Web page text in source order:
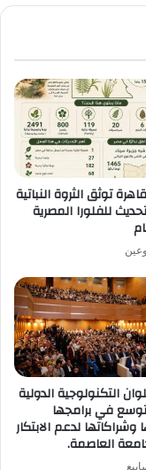
توثق الثروة النباتية
للفلورا المصرية
التكنولوجية الدولية
في برامجها
لدعم الابتكار
العاصمة.